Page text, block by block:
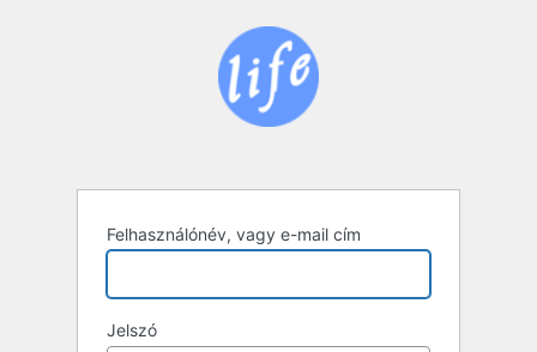
Felhasználónév, vagy e-mail cím
Jelszó